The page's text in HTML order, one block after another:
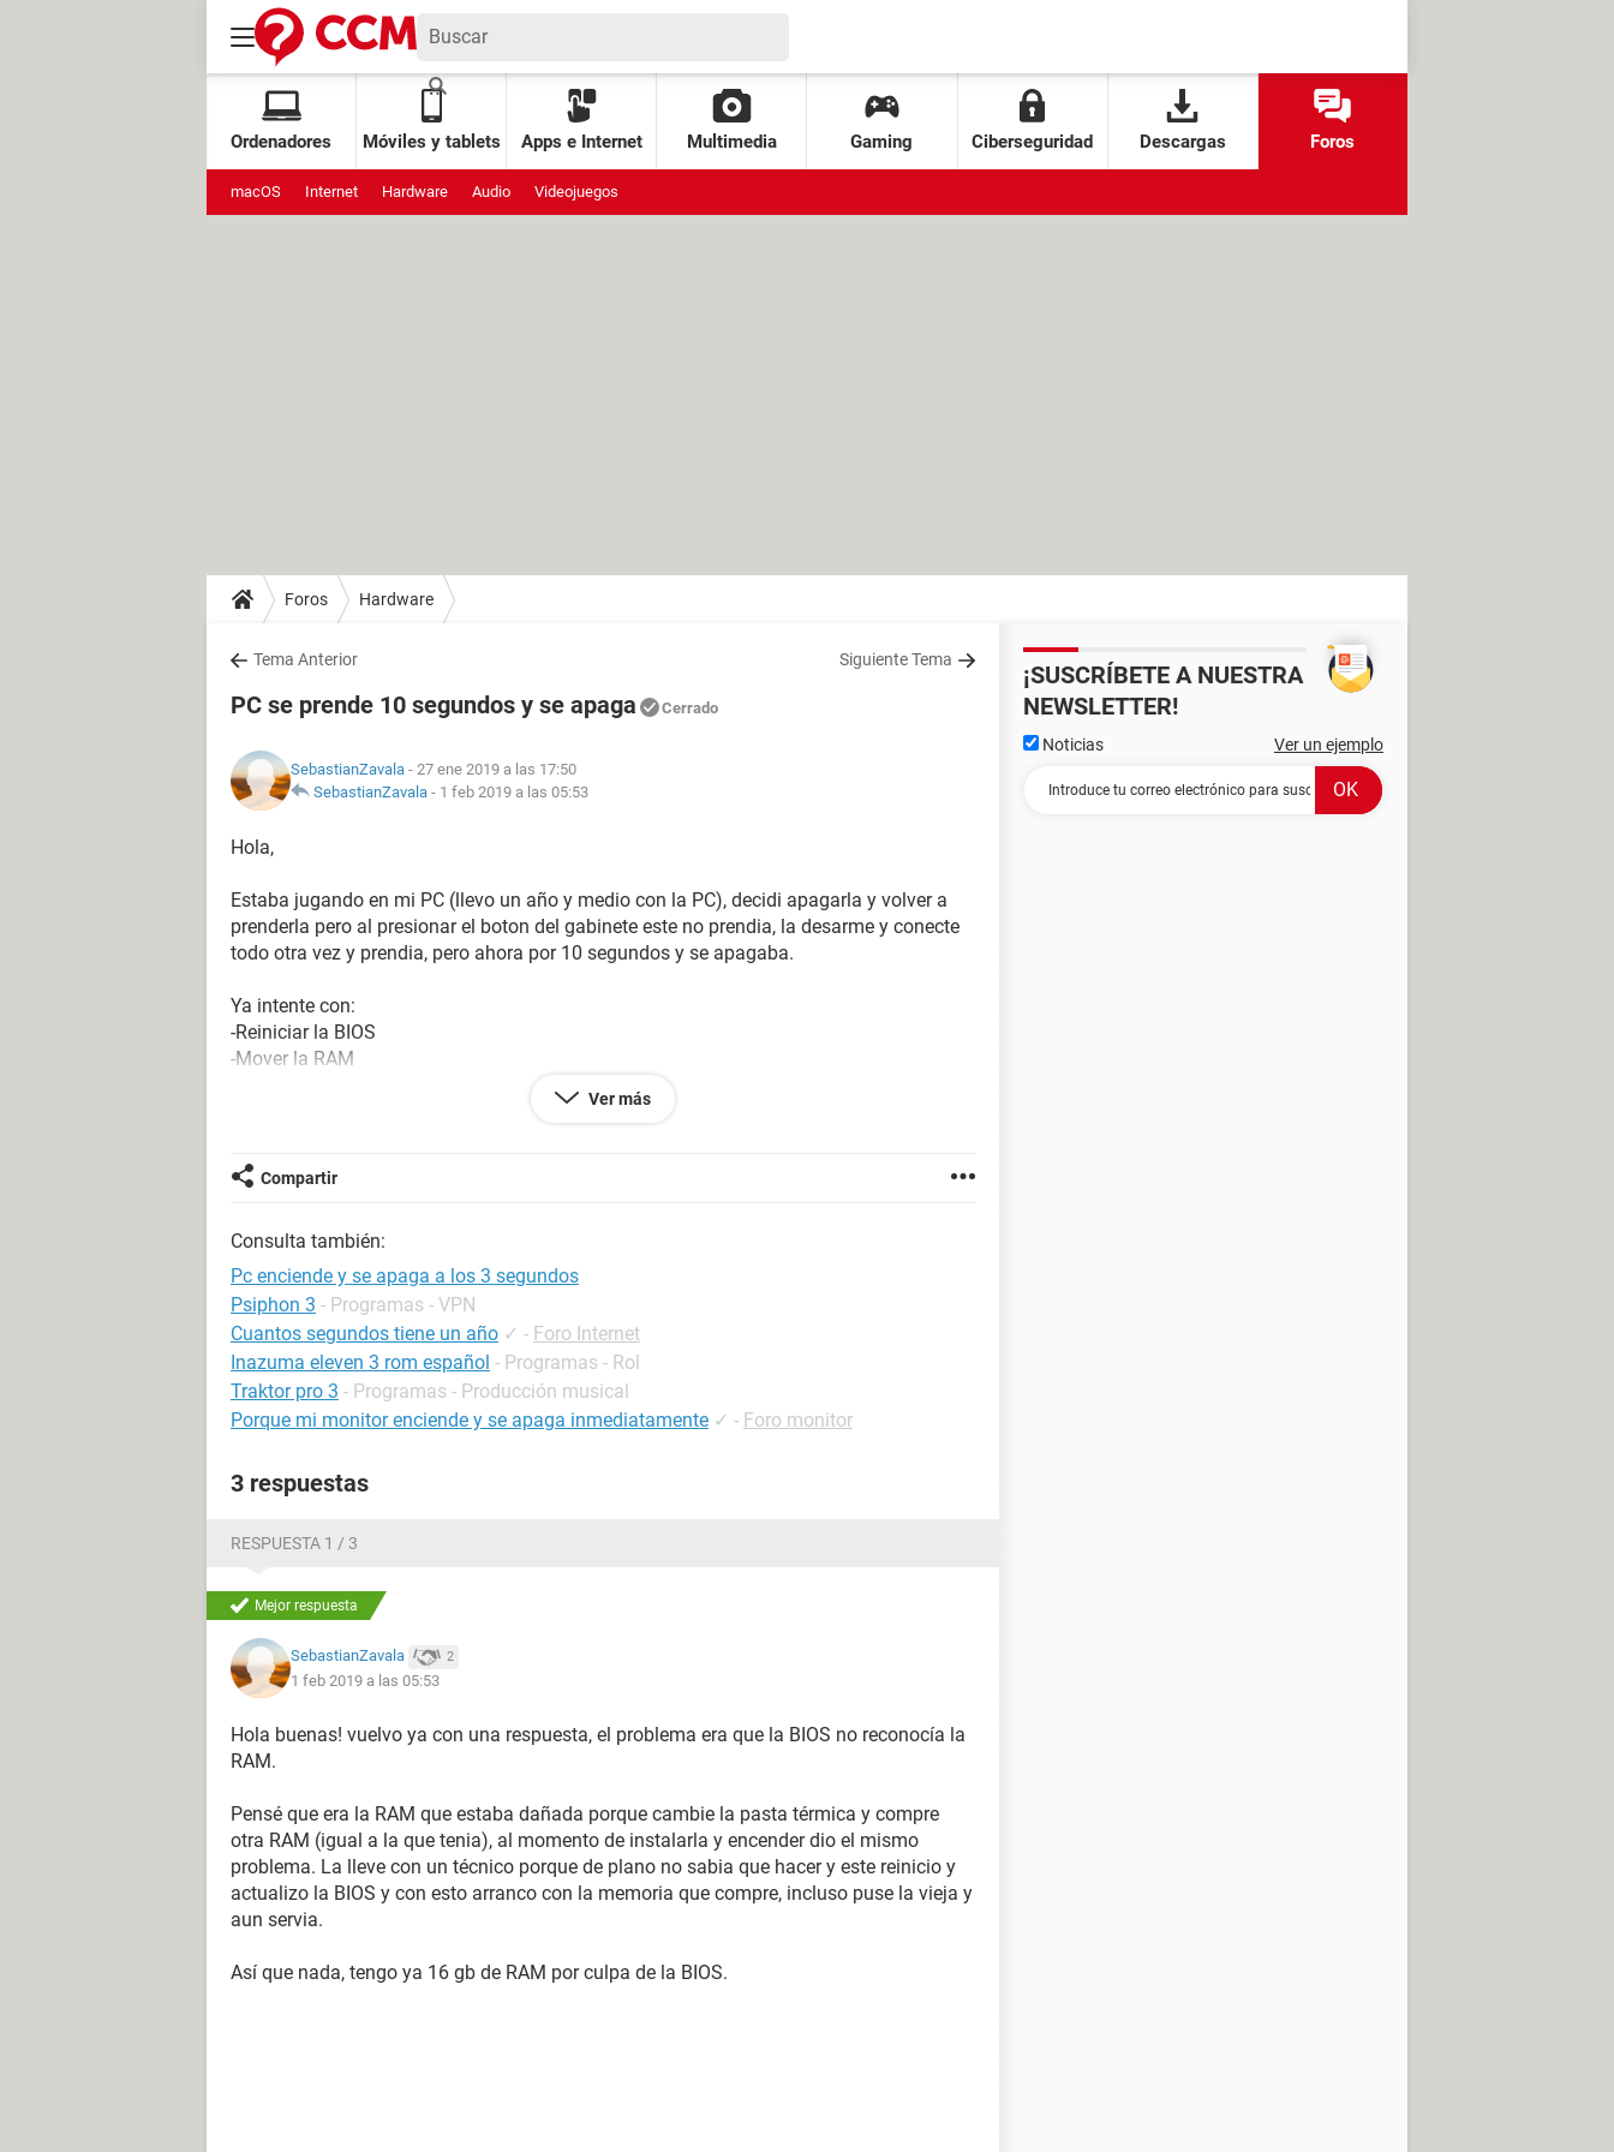
Ordenadores Móviles y tablets Apps e Internet Multimedia Gaming Ciberseguridad Descargas Foros
macOS Internet Hardware Audio Videojuegos
Foros Hardware
Tema Anterior Siguiente Tema
PC se prende 10 segundos y se apaga Cerrado
SebastianZavala - 27 ene 2019 a las 17:50
SebastianZavala - 1 feb 2019 a las 05:53
Hola,
Estaba jugando en mi PC (llevo un año y medio con la PC), decidi apagarla y volver a
prenderla pero al presionar el boton del gabinete este no prendia, la desarme y conecte
todo otra vez y prendia, pero ahora por 10 segundos y se apagaba.
Ya intente con:
-Reiniciar la BIOS
-Mover la RAM
Tengo la ligera sospecha de que la pasta termica se quemo y por eso se reinicia.
¿Alguien sabe a que se deba?
Ver más
Compartir
Consulta también:
Pc enciende y se apaga a los 3 segundos
Psiphon 3 - Programas - VPN
Cuantos segundos tiene un año ✓ - Foro Internet
Inazuma eleven 3 rom español - Programas - Rol
Traktor pro 3 - Programas - Producción musical
Porque mi monitor enciende y se apaga inmediatamente ✓ - Foro monitor
3 respuestas
RESPUESTA 1 / 3
Mejor respuesta
SebastianZavala 2
1 feb 2019 a las 05:53
Hola buenas! vuelvo ya con una respuesta, el problema era que la BIOS no reconocía la
RAM.
Pensé que era la RAM que estaba dañada porque cambie la pasta térmica y compre
otra RAM (igual a la que tenia), al momento de instalarla y encender dio el mismo
problema. La lleve con un técnico porque de plano no sabia que hacer y este reinicio y
actualizo la BIOS y con esto arranco con la memoria que compre, incluso puse la vieja y
aun servia.
Así que nada, tengo ya 16 gb de RAM por culpa de la BIOS.
¡SUSCRÍBETE A NUESTRA
NEWSLETTER!
Noticias Ver un ejemplo